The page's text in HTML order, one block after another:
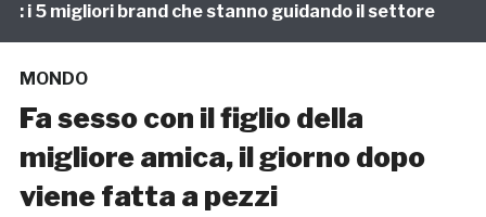
5 migliori brand che stanno guidando il settore
MONDO
Fa sesso con il figlio della
migliore amica, il giorno dopo
viene fatta a pezzi